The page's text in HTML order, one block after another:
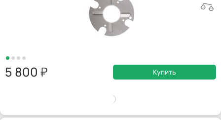
5 800 Купить